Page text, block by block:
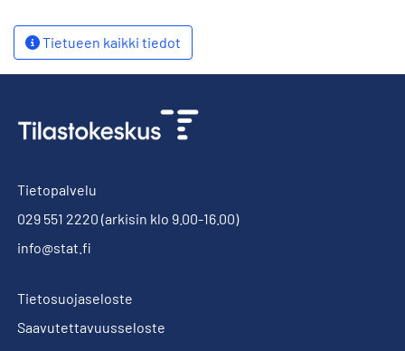
Tietueen kaikki tiedot
Tietopalvelu
029 551 2220 (arkisin klo 9.00-16.00)
info@stat.fi
Tietosuojaseloste
Saavutettavuusseloste